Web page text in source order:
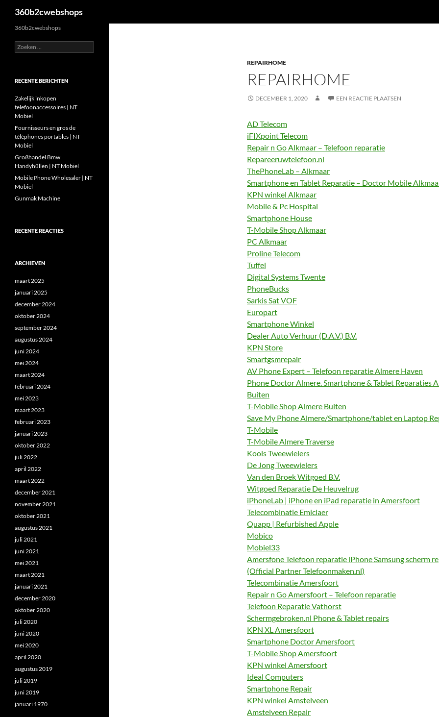
360b2cwebshops
REPAIRHOME
REPAIRHOME
DECEMBER 1, 2020 EEN REACTIE PLAATSEN
AD Telecom
iFIXpoint Telecom
Repair n Go Alkmaar – Telefoon reparatie
Repareeruwtelefoon.nl
ThePhoneLab – Alkmaar
Smartphone en Tablet Reparatie – Doctor Mobile
KPN winkel Alkmaar
Mobile & Pc Hospital
Smartphone House
T-Mobile Shop Alkmaar
PC Alkmaar
Proline Telecom
Tuffel
Digital Systems Twente
PhoneBucks
Sarkis Sat VOF
Europart
Smartphone Winkel
Dealer Auto Verhuur (D.A.V.) B.V.
KPN Store
Smartgsmrepair
AV Phone Expert – Telefoon reparatie Almere Haven
Phone Doctor Almere. Smartphone & Tablet Reparaties
Buiten
T-Mobile Shop Almere Buiten
Save My Phone Almere/Smartphone/tablet en Laptop
T-Mobile
T-Mobile Almere Traverse
Kools Tweewielers
De Jong Tweewielers
Van den Broek Witgoed B.V.
Witgoed Reparatie De Heuvelrug
iPhoneLab | iPhone en iPad reparatie in Amersfoort
Telecombinatie Emiclaer
Quapp | Refurbished Apple
Mobico
Mobiel33
Amersfone Telefoon reparatie iPhone Samsung scherm
(Official Partner Telefoonmaken.nl)
Telecombinatie Amersfoort
Repair n Go Amersfoort – Telefoon reparatie
Telefoon Reparatie Vathorst
Schermgebroken.nl Phone & Tablet repairs
KPN XL Amersfoort
Smartphone Doctor Amersfoort
T-Mobile Shop Amersfoort
KPN winkel Amersfoort
Ideal Computers
Smartphone Repair
KPN winkel Amstelveen
Amstelveen Repair
360b2cwebshops
Zoeken
naar:
RECENTE BERICHTEN
Zakelijk inkopen
telefoonaccessoires | NT
Mobiel
Fournisseurs en gros de
téléphones portables | NT
Mobiel
Großhandel Bmw
Handyhüllen | NT Mobiel
Mobile Phone Wholesaler | NT
Mobiel
Gunmak Machine
RECENTE REACTIES
ARCHIEVEN
maart 2025
januari 2025
december 2024
oktober 2024
september 2024
augustus 2024
juni 2024
mei 2024
maart 2024
februari 2024
mei 2023
maart 2023
februari 2023
januari 2023
oktober 2022
juli 2022
april 2022
maart 2022
december 2021
november 2021
oktober 2021
augustus 2021
juli 2021
juni 2021
mei 2021
maart 2021
januari 2021
december 2020
oktober 2020
juli 2020
juni 2020
mei 2020
april 2020
augustus 2019
juli 2019
juni 2019
januari 1970